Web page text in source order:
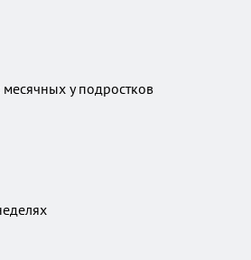
у подростков